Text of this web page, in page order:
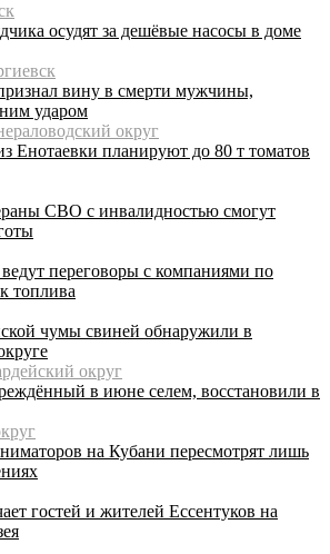
осудят за дешёвые насосы в доме
вину в смерти мужчины,
ударом
округ
Енотаевки планируют до 80 т томатов
СВО с инвалидностью смогут
переговоры с компаниями по
топлива
чумы свиней обнаружили в
округ
в июне селем, восстановили в
на Кубани пересмотрят лишь
гостей и жителей Ессентуков на